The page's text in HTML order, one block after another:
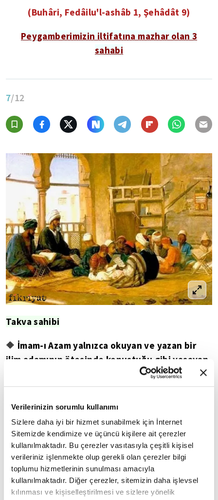
Verilerinizin sorumlu kullanımı
Sizlere daha iyi bir hizmet sunabilmek için İnternet
Sitemizde kendimize ve üçüncü kişilere ait çerezler
kullanılmaktadır. Bu çerezler vasıtasıyla çeşitli kişisel
verileriniz işlenmekte olup gerekli olan çerezler bilgi
toplumu hizmetlerinin sunulması amacıyla
kullanılmaktadır. Diğer çerezler, sitemizin daha işlevsel
kılınması ve kişiselleştirilmesi ve sizlere yönelik
(Buhâri, Fedâilu'l-ashâb 1, Şehâdât 9)
Peygamberimizin iltifatına mazhar olan 3
sahabi
7/12
Takva sahibi
🔶 İmam-ı Azam yalnızca okuyan ve yazan bir
ilim adamının ötesinde konuştuğu gibi yaşayan
bir alim olarak tarihe geçer. İhlası, takvası ve
cömertliği ile ön plandadır.Onun günümüze
kadar ulaşan etkisinin ilmi çalışmalarının yanında
takvası sebebiyle de olduğu düşünülür.
🔶Gazali, onun çok zengin bir tüccar olduğu halde
dünya malına mesafeli duran bir isim olduğunu
söyler. Dünya-ahiret dengesi üzerine bir hayat
sürdüğünü anlatır.